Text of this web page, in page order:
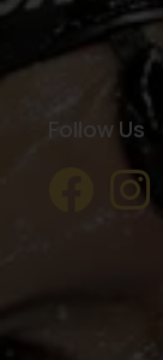
Follow Us